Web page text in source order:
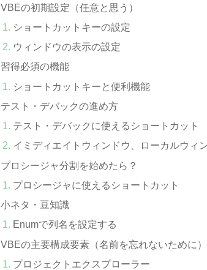
VBEの初期設定（任意と思う）
ショートカットキーの設定
ウィンドウの表示の設定
習得必須の機能
ショートカットキーと便利機能
テスト・デバックの進め方
テスト・デバックに使えるショートカット
イミディエイトウィンドウ、ローカルウィ
プロシージャ分割を始めたら？
プロシージャに使えるショートカット
小ネタ・豆知識
Enumで列名を設定する
VBEの主要構成要素（名前を忘れないために）
プロジェクトエクスプローラー